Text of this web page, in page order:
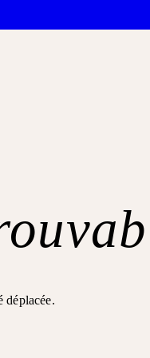
déplacée.